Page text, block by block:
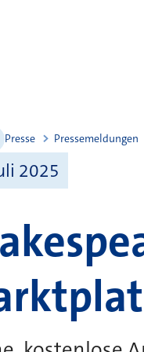
Presse Pressemeldungen
2025